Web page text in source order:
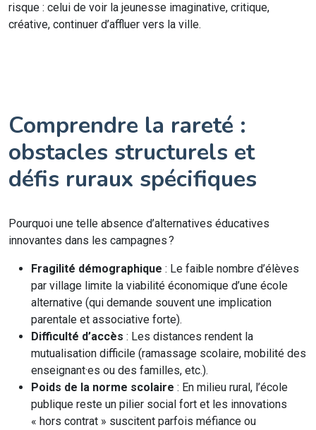
risque : celui de voir la jeunesse imaginative, critique,
créative, continuer d’affluer vers la ville.
Comprendre la rareté :
obstacles structurels et
défis ruraux spécifiques
Pourquoi une telle absence d’alternatives éducatives
innovantes dans les campagnes ?
Fragilité démographique : Le faible nombre d’élèves
par village limite la viabilité économique d’une école
alternative (qui demande souvent une implication
parentale et associative forte).
Difficulté d’accès : Les distances rendent la
mutualisation difficile (ramassage scolaire, mobilité des
enseignant·es ou des familles, etc.).
Poids de la norme scolaire : En milieu rural, l’école
publique reste un pilier social fort et les innovations
« hors contrat » suscitent parfois méfiance ou